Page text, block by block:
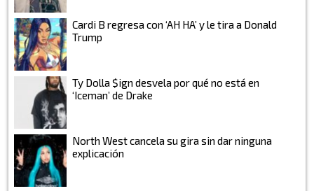
Cardi B regresa con ‘AH HA’ y le tira a Donald
Trump
Ty Dolla $ign desvela por qué no está en
‘Iceman’ de Drake
North West cancela su gira sin dar ninguna
explicación